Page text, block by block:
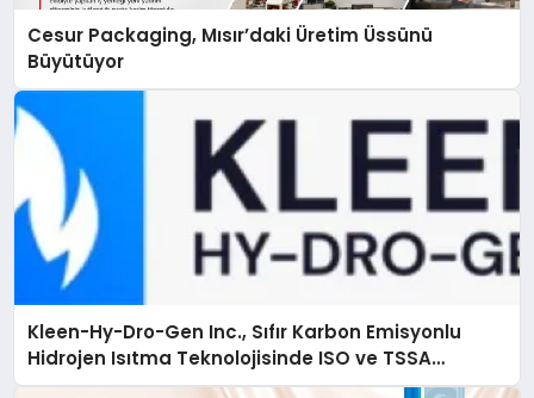
Cesur Packaging, Mısır’daki Üretim Üssünü
Büyütüyor
Kleen-Hy-Dro-Gen Inc., Sıfır Karbon Emisyonlu
Hidrojen Isıtma Teknolojisinde ISO ve TSSA
Düzenleyici Onaylarını Aldı